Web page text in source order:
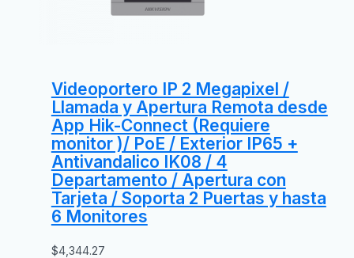
Videoportero IP 2 Megapixel /
Llamada y Apertura Remota desde
App Hik-Connect (Requiere
monitor )/ PoE / Exterior IP65 +
Antivandalico IK08 / 4
Departamento / Apertura con
Tarjeta / Soporta 2 Puertas y hasta
6 Monitores
$4,344.27